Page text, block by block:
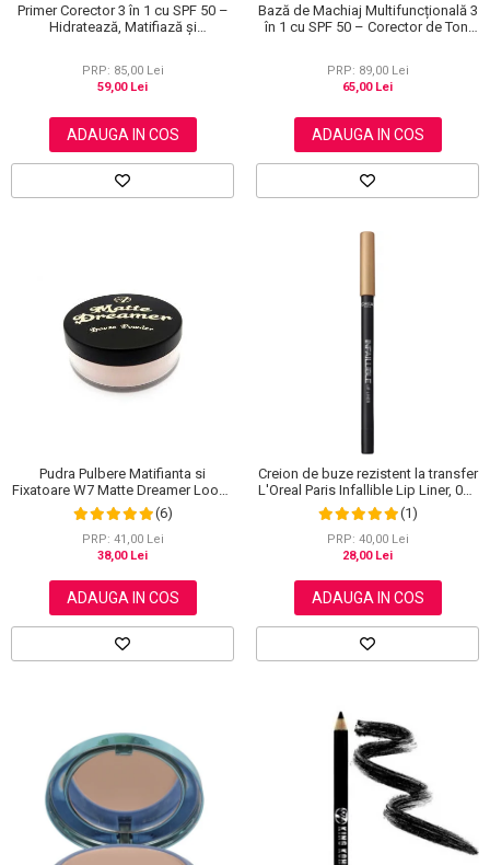
Primer Corector 3 în 1 cu SPF 50 –
Hidratează, Matifiază și
PRP: 85,00 Lei
59,00 Lei
ADAUGA IN COS
Bază de Machiaj Multifuncțională 3
în 1 cu SPF 50 – Corector de Ton,
PRP: 89,00 Lei
65,00 Lei
ADAUGA IN COS
Pudra Pulbere Matifianta si
Fixatoare W7 Matte Dreamer Loose
Powder - Classy Cameo, 20g
(6)
PRP: 41,00 Lei
38,00 Lei
ADAUGA IN COS
Creion de buze rezistent la transfer
L'Oreal Paris Infallible Lip Liner, 001
Highlight On Point
(1)
PRP: 40,00 Lei
28,00 Lei
ADAUGA IN COS